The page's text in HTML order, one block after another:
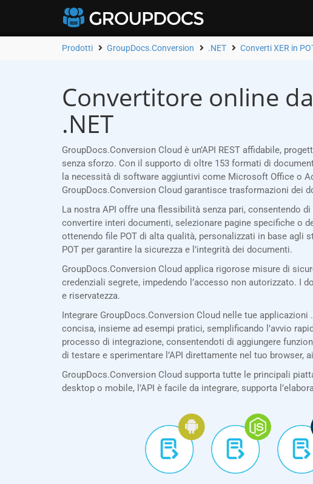
Prodotti GroupDocs.Conversion .NET Converti XER in
Convertitore online
.NET
GroupDocs.Conversion Cloud è un’API REST affidabile,
senza sforzo. Con il supporto di oltre 153 formati di
la necessità di software aggiuntivi come Microsoft Office o
GroupDocs.Conversion Cloud garantisce trasformazioni dei
La nostra API offre una flessibilità senza pari, consentendo
convertire interi documenti, selezionare pagine specifiche o
ottenendo file POT di alta qualità, personalizzati in base agli
POT per garantire la sicurezza e l’integrità dei documenti.
GroupDocs.Conversion Cloud applica rigorose misure di
credenziali segrete, impedendo l’accesso non autorizzato. I
e riservatezza.
Integrare GroupDocs.Conversion Cloud nelle tue
concisa, insieme ad esempi pratici, semplificando l’avvio
processo di integrazione, consentendoti di aggiungere
di testare e sperimentare l’API direttamente nel tuo
GroupDocs.Conversion Cloud supporta tutte le principali
desktop o mobile, l’API è facile da integrare, supporta